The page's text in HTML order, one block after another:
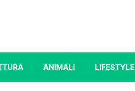
ANIMALI LIFESTYLE